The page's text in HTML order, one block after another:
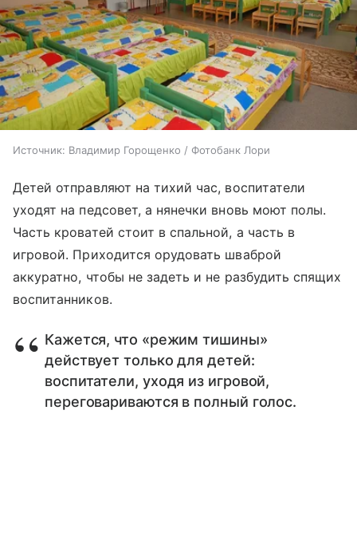
Источник: Владимир Горощенко / Фотобанк Лори
Детей отправляют на тихий час, воспитатели
уходят на педсовет, а нянечки вновь моют полы.
Часть кроватей стоит в спальной, а часть в
игровой. Приходится орудовать шваброй
аккуратно, чтобы не задеть и не разбудить спящих
воспитанников.
Кажется, что «режим тишины»
действует только для детей:
воспитатели, уходя из игровой,
переговариваются в полный голос.